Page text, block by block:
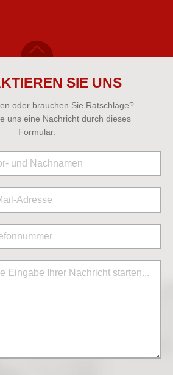
SIE UNS
oder brauchen Sie Ratschläge?
uns eine Nachricht durch dieses
Formular.